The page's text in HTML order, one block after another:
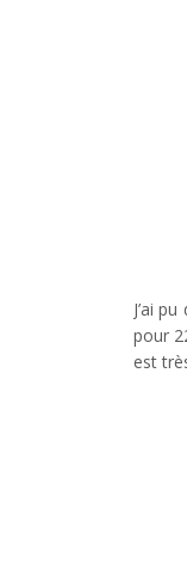
J’ai
pour
est